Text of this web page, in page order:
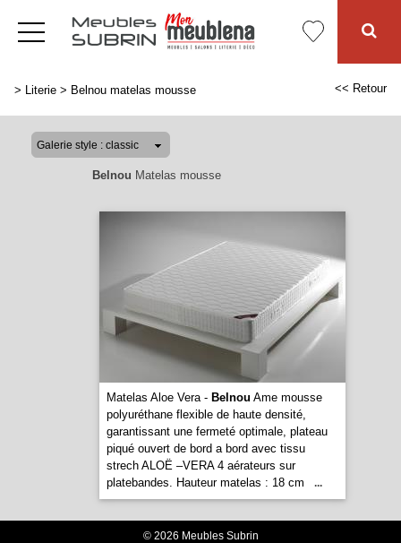
> Literie > Belnou matelas mousse << Retour
Belnou Matelas mousse
Matelas Aloe Vera - Belnou Ame mousse
polyuréthane flexible de haute densité,
garantissant une fermeté optimale, plateau
piqué ouvert de bord a bord avec tissu
strech ALOË –VERA 4 aérateurs sur
platebandes. Hauteur matelas : 18 cm
...
© 2026 Meubles Subrin